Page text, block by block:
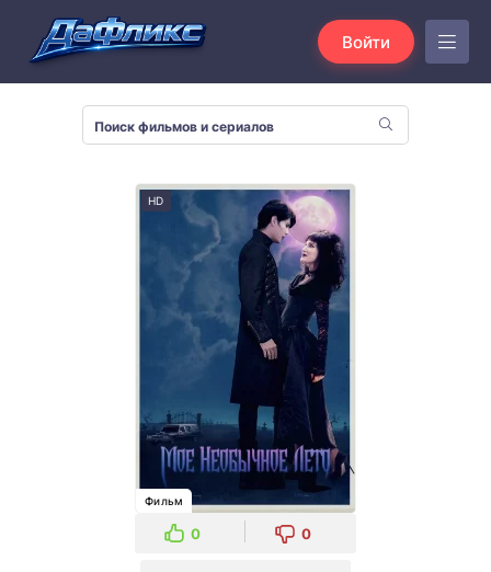
Войти
HD
Фильм
0 0